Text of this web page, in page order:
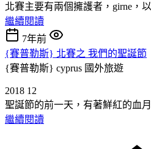
北賽主要有兩個擁護者，girne，以
繼續閱讀
7年前
{賽普勒斯} 北賽之 我們的聖誕節
{賽普勒斯} cyprus 國外旅遊
2018 12
聖誕節的前一天，有著鮮紅的血月
繼續閱讀